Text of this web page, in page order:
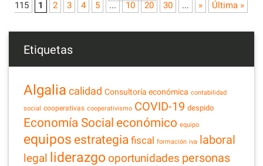
115
1 2 3 4 5 ... 10 20 30 ... » Última »
Etiquetas
Algalia calidad Consultoría económica contabilidad
social cooperativas cooperativismo COVID-19 despido
Economía Social económico equipo
equipos estrategia fiscal formación iva laboral
legal liderazgo oportunidades personas